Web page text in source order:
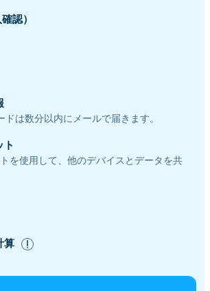
認）
は数分以内にメールで届きます。
ト
を使用して、他のデバイスとデータを共
算